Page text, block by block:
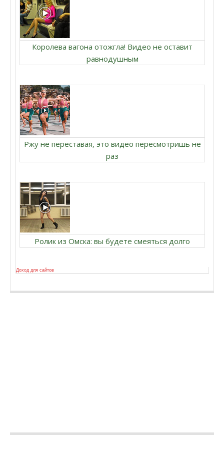
Королева вагона отожгла! Видео не оставит
равнодушным
Ржу не переставая, это видео пересмотришь не
раз
Ролик из Омска: вы будете смеяться долго
Доход для сайтов